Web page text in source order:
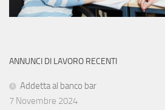
ANNUNCI DI LAVORO RECENTI
Addetta al banco bar
7 Novembre 2024